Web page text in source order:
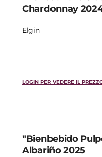
Chardonnay
Elgin
LOGIN PER VEDERE IL
"Bienbebido
Albariño 2025